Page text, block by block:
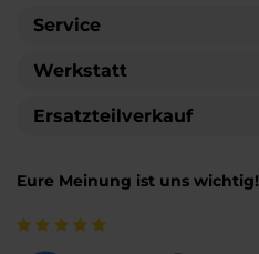
Service
Werkstatt
Ersatzteilverkauf
Eure Meinung ist uns wichtig!